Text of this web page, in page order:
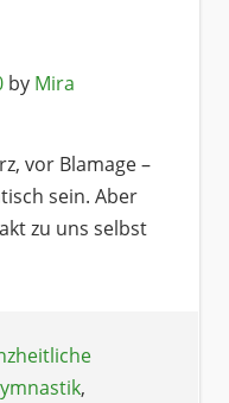
by Mira
vor Blamage –
sein. Aber
zu uns selbst
,